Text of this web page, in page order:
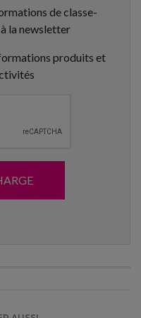
de classe-
la newsletter
produits et